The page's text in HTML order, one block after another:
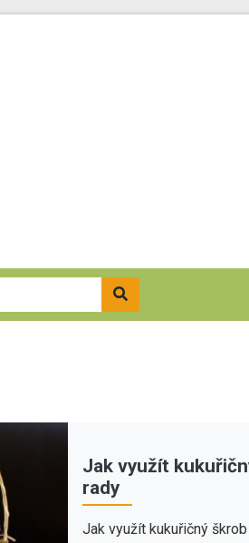
Jak využít
rady
Jak využít kukuřičný